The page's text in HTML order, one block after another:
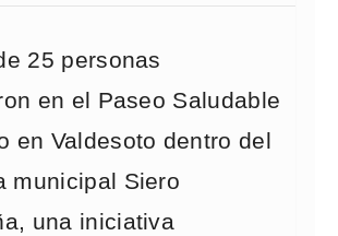
25 personas
en el Paseo Saludable
en Valdesoto dentro del
municipal Siero
una iniciativa